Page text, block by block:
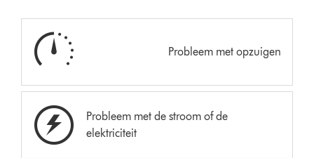
Probleem met opzuigen
Probleem met de stroom of de
elektriciteit